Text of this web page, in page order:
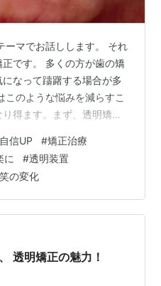
ーマでお話しします。 それ
です。 多くの方が歯の矯
なって躊躇する場合が多
のような悩みを減らすこ
得ます。まず、透明矯正
いました。 鏡を見るたび
るたびに歯が見えるので
。 それでうちの歯科で透
療は、まず患者の歯の状
まりました。 歯の形と噛
た後、…
自信UP #矯正治療
に #透明装置
の変化
安らぎと美しさを同時に、 透明矯正の魅力！